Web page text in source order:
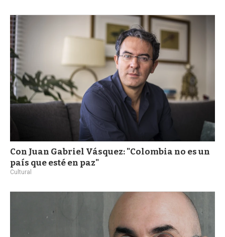
Con Juan Gabriel Vásquez: "Colombia no es un
país que esté en paz"
Cultural